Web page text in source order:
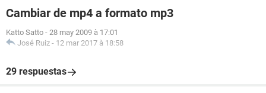
Cambiar de mp4 a formato mp3
Katto Satto - 28 may 2009 à 17:01
José Ruiz - 12 mar 2017 à 18:58
29 respuestas